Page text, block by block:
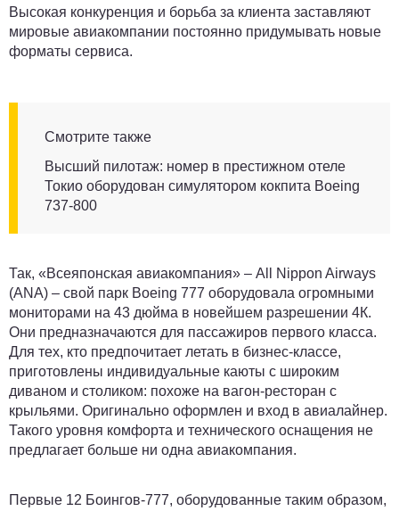
Высокая конкуренция и борьба за клиента заставляют
мировые авиакомпании постоянно придумывать новые
форматы сервиса.
Смотрите также
Высший пилотаж: номер в престижном отеле
Токио оборудован симулятором кокпита Boeing
737-800
Так, «Всеяпонская авиакомпания» – All Nippon Airways
(ANA) – свой парк Boeing 777 оборудовала огромными
мониторами на 43 дюйма в новейшем разрешении 4К.
Они предназначаются для пассажиров первого класса.
Для тех, кто предпочитает летать в бизнес-классе,
приготовлены индивидуальные каюты с широким
диваном и столиком: похоже на вагон-ресторан с
крыльями. Оригинально оформлен и вход в авиалайнер.
Такого уровня комфорта и технического оснащения не
предлагает больше ни одна авиакомпания.
Первые 12 Боингов-777, оборудованные таким образом,